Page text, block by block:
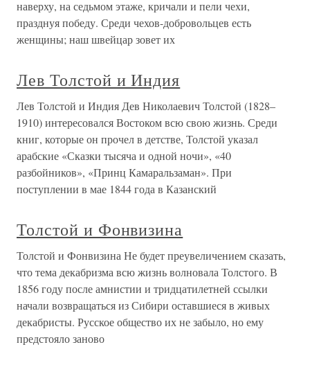
наверху, на седьмом этаже, кричали и пели чехи,
празднуя победу. Среди чехов-добровольцев есть
женщины; наш швейцар зовет их
Лев Толстой и Индия
Лев Толстой и Индия Дев Николаевич Толстой (1828–
1910) интересовался Востоком всю свою жизнь. Среди
книг, которые он прочел в детстве, Толстой указал
арабские «Сказки тысяча и одной ночи», «40
разбойников», «Принц Камаральзаман». При
поступлении в мае 1844 года в Казанский
Толстой и Фонвизина
Толстой и Фонвизина Не будет преувеличением сказать,
что тема декабризма всю жизнь волновала Толстого. В
1856 году после амнистии и тридцатилетней ссылки
начали возвращаться из Сибири оставшиеся в живых
декабристы. Русское общество их не забыло, но ему
предстояло заново